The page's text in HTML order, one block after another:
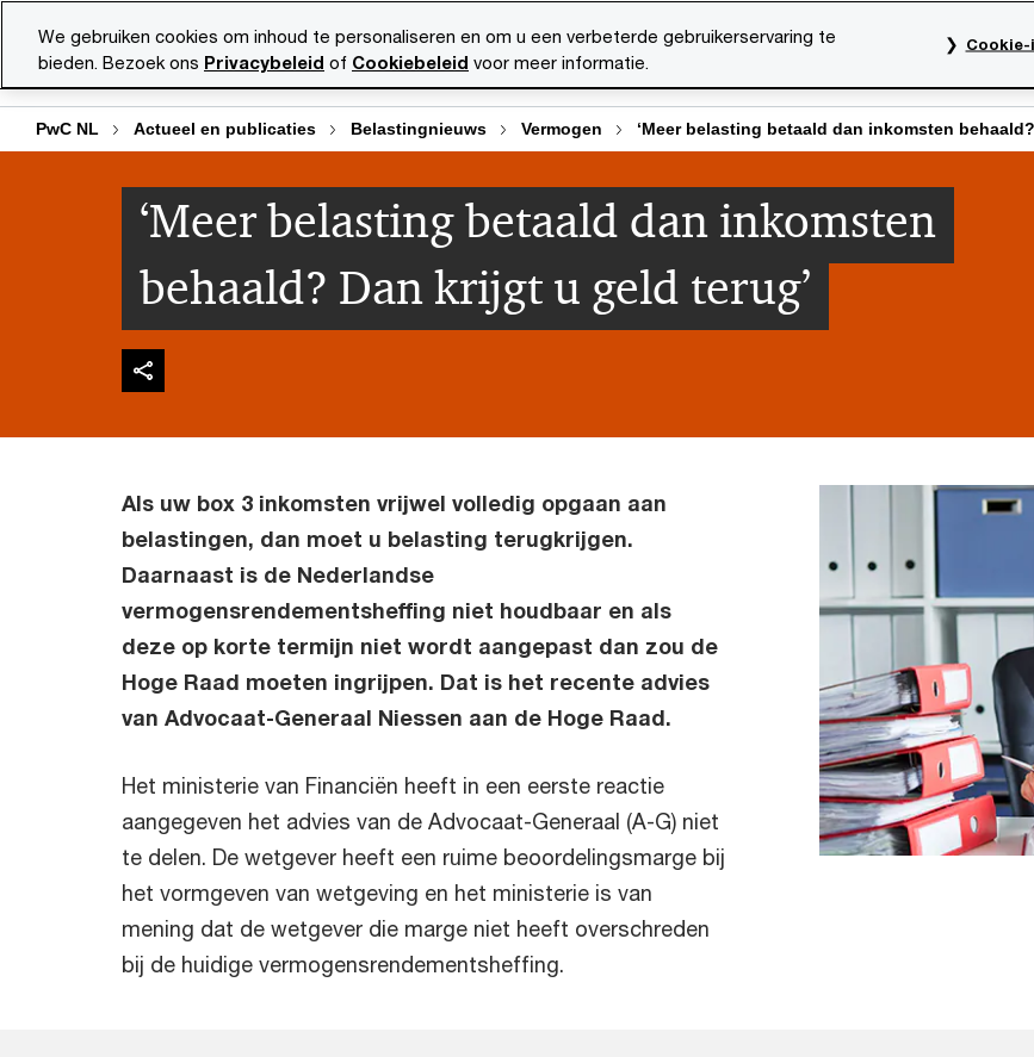
Diensten Marktsectoren
PwC NL Actueel en publicaties Belastingnieuws Vermogen ‘Meer belasting betaald dan inkomsten
‘Meer belasting betaald dan inkomsten
behaald? Dan krijgt u geld terug’
Als uw box 3 inkomsten vrijwel volledig opgaan aan
belastingen, dan moet u belasting terugkrijgen.
Daarnaast is de Nederlandse
vermogensrendementsheffing niet houdbaar en als
deze op korte termijn niet wordt aangepast dan zou de
Hoge Raad moeten ingrijpen. Dat is het recente advies
van Advocaat-Generaal Niessen aan de Hoge Raad.
Het ministerie van Financiën heeft in een eerste reactie
aangegeven het advies van de Advocaat-Generaal (A-G) niet
te delen. De wetgever heeft een ruime beoordelingsmarge bij
het vormgeven van wetgeving en het ministerie is van
mening dat de wetgever die marge niet heeft overschreden
bij de huidige vermogensrendementsheffing.
We gebruiken cookies om inhoud te personaliseren en om u een verbeterde gebruikerservaring te
bieden. Bezoek ons Privacybeleid of Cookiebeleid voor meer informatie.